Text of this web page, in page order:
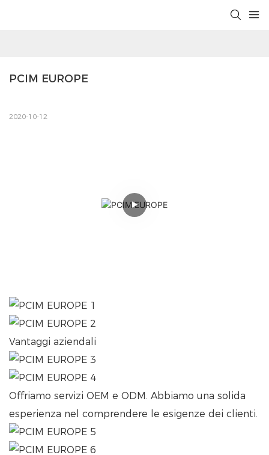
PCIM EUROPE
2020-10-12
Vantaggi aziendali
Offriamo servizi OEM e ODM. Abbiamo una solida
esperienza nel comprendere le esigenze dei clienti.